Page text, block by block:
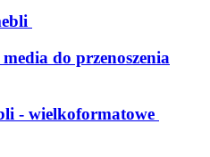
do przenoszenia
- wielkoformatowe